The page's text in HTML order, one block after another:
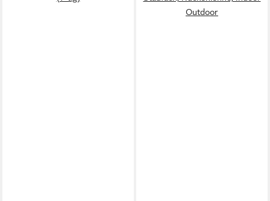
Outdoor